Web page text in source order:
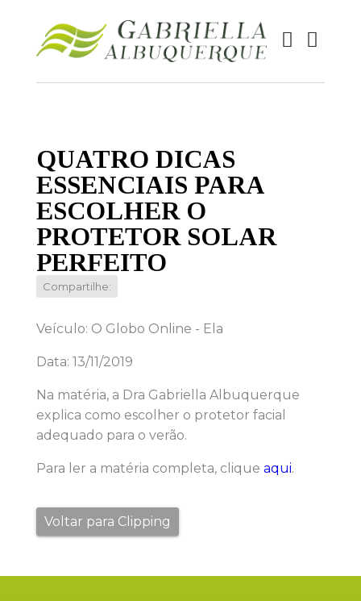
QUATRO DICAS
ESSENCIAIS PARA
ESCOLHER O
PROTETOR SOLAR
PERFEITO
Compartilhe:
Veículo: O Globo Online - Ela
Data: 13/11/2019
Na matéria, a Dra Gabriella Albuquerque
explica como escolher o protetor facial
adequado para o verão.
Para ler a matéria completa, clique aqui.
Voltar para Clipping